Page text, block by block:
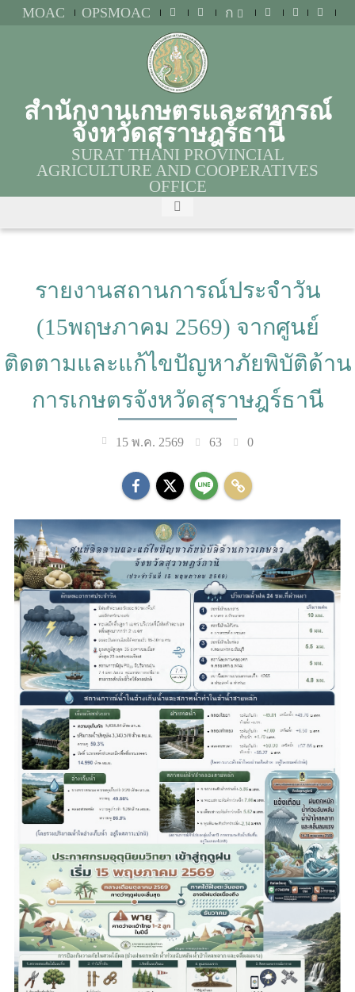
MOAC OPSMOAC ก
สำนักงานเกษตรและสหกรณ์
จังหวัดสุราษฎร์ธานี
SURAT THANI PROVINCIAL
AGRICULTURE AND COOPERATIVES
OFFICE
รายงานสถานการณ์ประจำวัน
(15พฤษภาคม 2569) จากศูนย์
ติดตามและแก้ไขปัญหาภัยพิบัติด้าน
การเกษตรจังหวัดสุราษฎร์ธานี
15 พ.ค. 2569 63 0